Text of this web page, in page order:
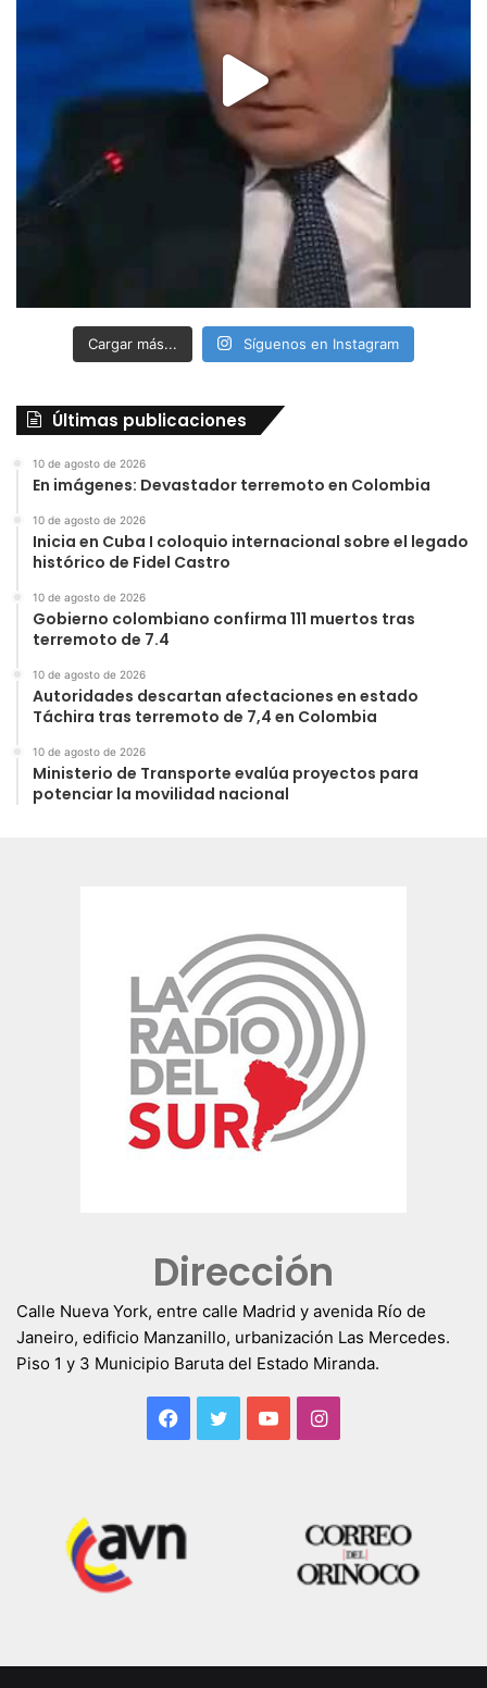
Cargar más... Síguenos en Instagram
Últimas publicaciones
10 de agosto de 2026
En imágenes: Devastador terremoto en Colombia
10 de agosto de 2026
Inicia en Cuba I coloquio internacional sobre el legado
histórico de Fidel Castro
10 de agosto de 2026
Gobierno colombiano confirma 111 muertos tras
terremoto de 7.4
10 de agosto de 2026
Autoridades descartan afectaciones en estado
Táchira tras terremoto de 7,4 en Colombia
10 de agosto de 2026
Ministerio de Transporte evalúa proyectos para
potenciar la movilidad nacional
Dirección
Calle Nueva York, entre calle Madrid y avenida Río de
Janeiro, edificio Manzanillo, urbanización Las Mercedes.
Piso 1 y 3 Municipio Baruta del Estado Miranda.
Facebook
TwitterYouTubeInstagram